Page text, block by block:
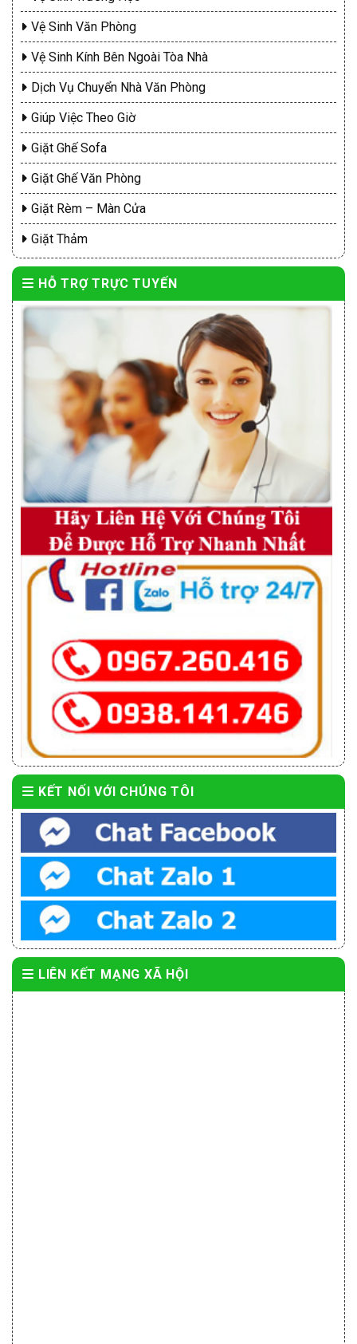
Vệ Sinh Văn Phòng
Vệ Sinh Kính Bên Ngoài Tòa Nhà
Dịch Vụ Chuyển Nhà Văn Phòng
Giúp Việc Theo Giờ
Giặt Ghế Sofa
Giặt Ghế Văn Phòng
Giặt Rèm – Màn Cửa
Giặt Thảm
HỖ TRỢ TRỰC TUYẾN
KẾT NỐI VỚI CHÚNG TÔI
LIÊN KẾT MẠNG XÃ HỘI